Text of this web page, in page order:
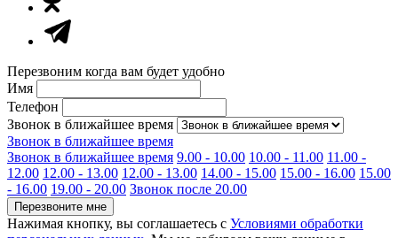
Перезвоним когда вам будет удобно
Имя
Телефон
Звонок в ближайшее время
Звонок в ближайшее время
Звонок в ближайшее время 9.00 - 10.00 10.00 - 11.00 11.00 -
12.00 12.00 - 13.00 12.00 - 13.00 14.00 - 15.00 15.00 - 16.00 15.00
- 16.00 19.00 - 20.00 Звонок после 20.00
Перезвоните мне
Нажимая кнопку, вы соглашаетесь с Условиями обработки